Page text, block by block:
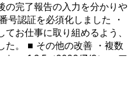
の完了報告の入力を分かりや
号認証を必須化しました ・
お仕事に取り組めるよう、
た。 ■ その他の改善 ・複数
た。 1.3.5（2026/7/9） ■ ア